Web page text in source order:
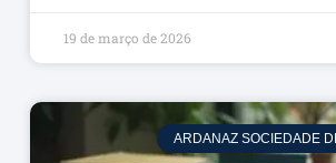
19 de março de 2026
ARDANAZ SOCIEDADE